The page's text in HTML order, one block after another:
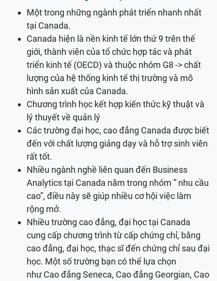
Một trong những ngành phát triển nhanh nhất
tại Canada.
Canada hiện là nền kinh tế lớn thứ 9 trên thế
giới, thành viên của tổ chức hợp tác và phát
triển kinh tế (OECD) và thuộc nhóm G8 -> chất
lượng của hệ thống kinh tế thị trường và mô
hình sản xuất của Canada.
Chương trình học kết hợp kiến thức kỹ thuật và
lý thuyết về quản lý
Các trường đại học, cao đẳng Canada được biết
đến với chất lượng giảng dạy và hỗ trợ sinh viên
rất tốt.
Nhiều ngành nghề liên quan đến Business
Analytics tại Canada nằm trong nhóm ” nhu cầu
cao”, điều này sẽ giúp nhiều cơ hội việc làm
rộng mở.
Nhiều trường cao đẳng, đại học tại Canada
cung cấp chương trình từ cấp chứng chỉ, bằng
cao đẳng, đại học, thạc sĩ đến chứng chỉ sau đại
học. Một số trường bạn có thể lựa chọn
như Cao đẳng Seneca, Cao đẳng Georgian, Cao